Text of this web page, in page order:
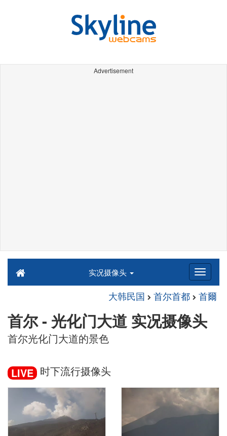
Advertisement
实况摄像头
大韩民国 首尔首都 首爾
首尔 - 光化门大道 实况摄像头
首尔光化门大道的景色
LIVE 时下流行摄像头